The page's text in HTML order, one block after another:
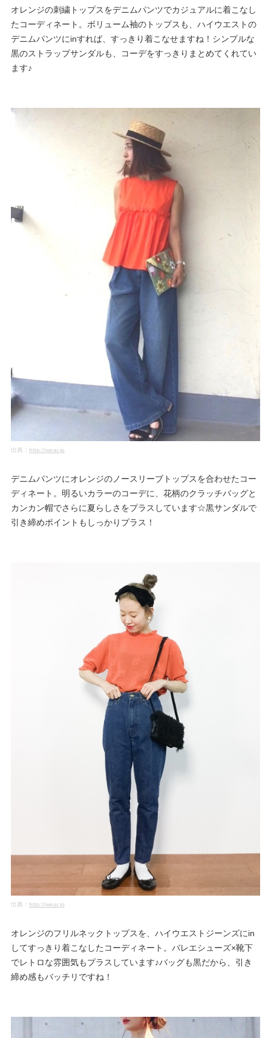
オレンジの刺繍トップスをデニムパンツでカジュアルに着こなし
たコーディネート。ボリューム袖のトップスも、ハイウエストの
デニムパンツにinすれば、すっきり着こなせますね！シンプルな
黒のストラップサンダルも、コーデをすっきりまとめてくれてい
ます♪
出典： http://wear.jp
デニムパンツにオレンジのノースリーブトップスを合わせたコー
ディネート。明るいカラーのコーデに、花柄のクラッチバッグと
カンカン帽でさらに夏らしさをプラスしています☆黒サンダルで
引き締めポイントもしっかりプラス！
出典： http://wear.jp
オレンジのフリルネックトップスを、ハイウエストジーンズにin
してすっきり着こなしたコーディネート。バレエシューズ×靴下
でレトロな雰囲気もプラスしています♪バッグも黒だから、引き
締め感もバッチリですね！